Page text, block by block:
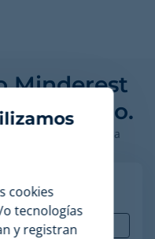
Minderest
negocio.
en pricing para ver la
cookies
tecnologías
y registran